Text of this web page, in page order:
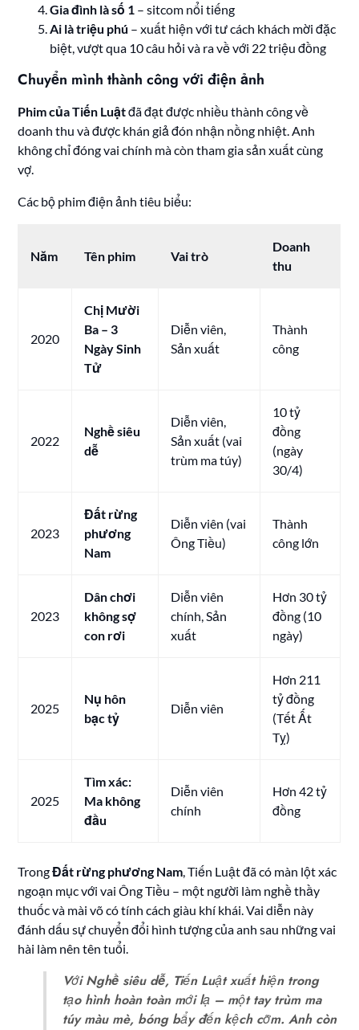
Gia đình là số 1 – sitcom nổi tiếng
Ai là triệu phú – xuất hiện với tư cách khách mời đặc
biệt, vượt qua 10 câu hỏi và ra về với 22 triệu đồng
Chuyển mình thành công với điện ảnh
Phim của Tiến Luậtđã đạt được nhiều thành công về
doanh thu và được khán giả đón nhận nồng nhiệt. Anh
không chỉ đóng vai chính mà còn tham gia sản xuất cùng
vợ.
Các bộ phim điện ảnh tiêu biểu:
Năm Tên phim Vai trò
Doanh
thu
2020
Chị Mười
Ba – 3
Ngày Sinh
Tử
Diễn viên,
Sản xuất
Thành
công
2022
Nghề siêu
dễ
Diễn viên,
Sản xuất (vai
trùm ma túy)
10 tỷ
đồng
(ngày
30/4)
2023
Đất rừng
phương
Nam
Diễn viên (vai
Ông Tiều)
Thành
công lớn
2023
Dân chơi
không sợ
con rơi
Diễn viên
chính, Sản
xuất
Hơn 30 tỷ
đồng (10
ngày)
2025
Nụ hôn
bạc tỷ
Diễn viên
Hơn 211
tỷ đồng
(Tết Ất
Tỵ)
2025
Tìm xác:
Ma không
đầu
Diễn viên
chính
Hơn 42 tỷ
đồng
TrongĐất rừng phương Nam , Tiến Luật đã có màn lột xác
ngoạn mục với vai Ông Tiều – một người làm nghề thầy
thuốc và mài võ có tính cách giàu khí khái. Vai diễn này
đánh dấu sự chuyển đổi hình tượng của anh sau những vai
hài làm nên tên tuổi.
VớiNghề siêu dễ, Tiến Luật xuất hiện trong
tạo hình hoàn toàn mới lạ – một tay trùm ma
túy màu mè, bóng bẩy đến kệch cỡm. Anh còn